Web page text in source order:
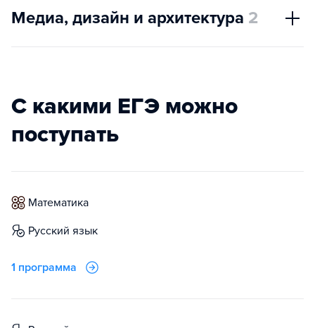
Медиа, дизайн и архитектура 2
С какими ЕГЭ можно
поступать
математика
русский язык
1 программа